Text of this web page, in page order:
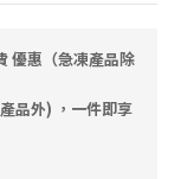
優惠（急凍產品除
品外) ，一件即享